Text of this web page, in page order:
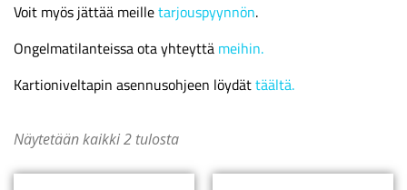
Voit myös jättää meilletarjouspyynnön.
Ongelmatilanteissa ota yhteyttä meihin.
Kartioniveltapin asennusohjeen löydättäältä.
Näytetään kaikki 2 tulosta